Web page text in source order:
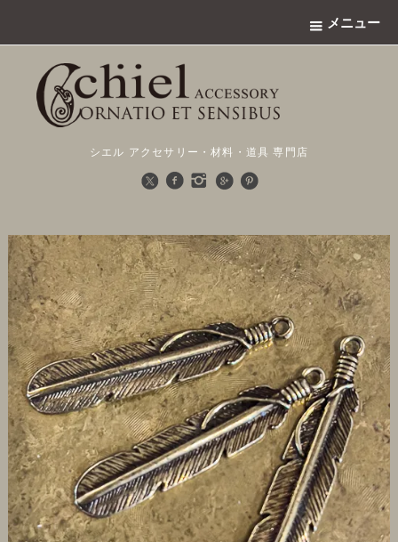
メニュー
シエル アクセサリー・材料・道具 専門店